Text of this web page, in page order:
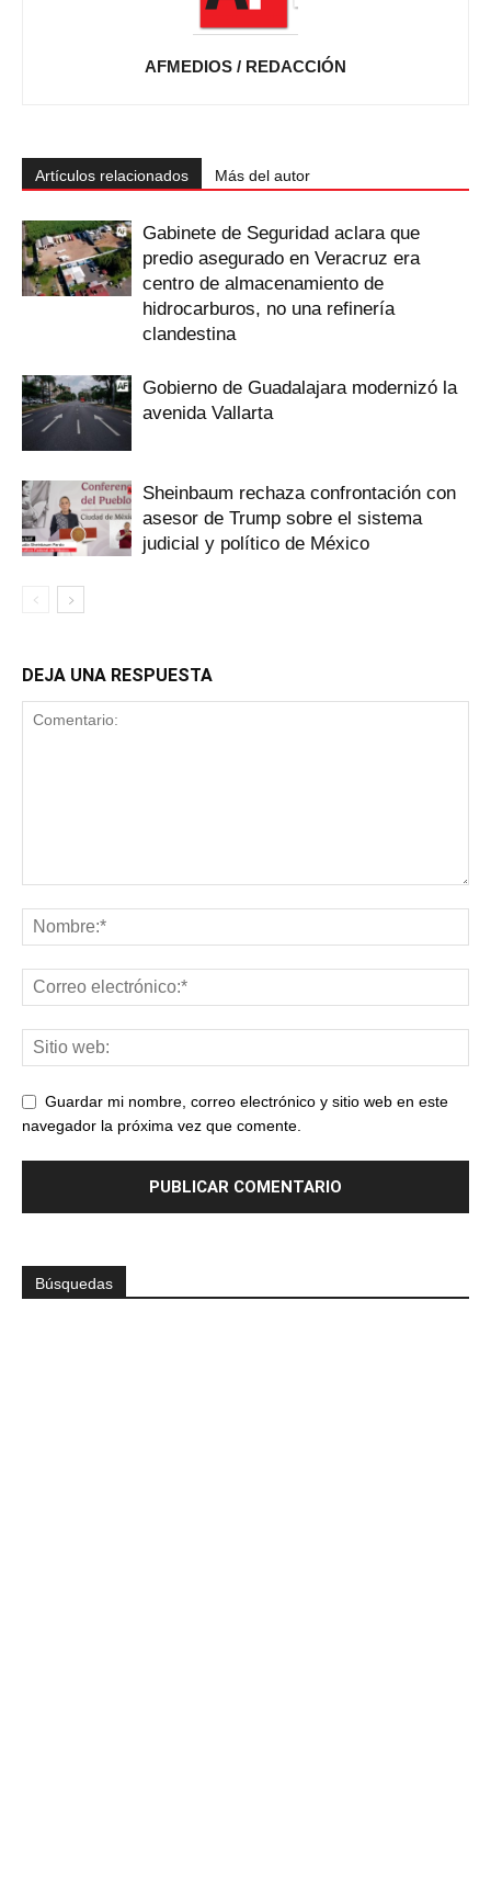
AFMEDIOS / REDACCIÓN
Artículos relacionados Más del autor
Gabinete de Seguridad aclara que
predio asegurado en Veracruz era
centro de almacenamiento de
hidrocarburos, no una refinería
clandestina
Gobierno de Guadalajara modernizó la
avenida Vallarta
Sheinbaum rechaza confrontación con
asesor de Trump sobre el sistema
judicial y político de México
DEJA UNA RESPUESTA
Guardar mi nombre, correo electrónico y sitio web en este
navegador la próxima vez que comente.
Búsquedas